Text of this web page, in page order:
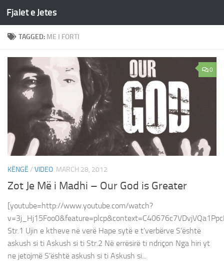
Skip to content
Fjalet e Jetes
TAGGED: ME I FORTI
0
KËNGË / VIDEO MARCH 28, 2012
Zot Je Më i Madhi – Our God is Greater
[youtube=http://www.youtube.com/watch?
Str.1 Ujin e ktheve në verë Hape sytë e t’verbërve S’është
askush si ti Askush si ti Str.2 Në errësirë ti ndriçon Nga hiri yt
ne jetojmë S’është askush si ti Askush si...